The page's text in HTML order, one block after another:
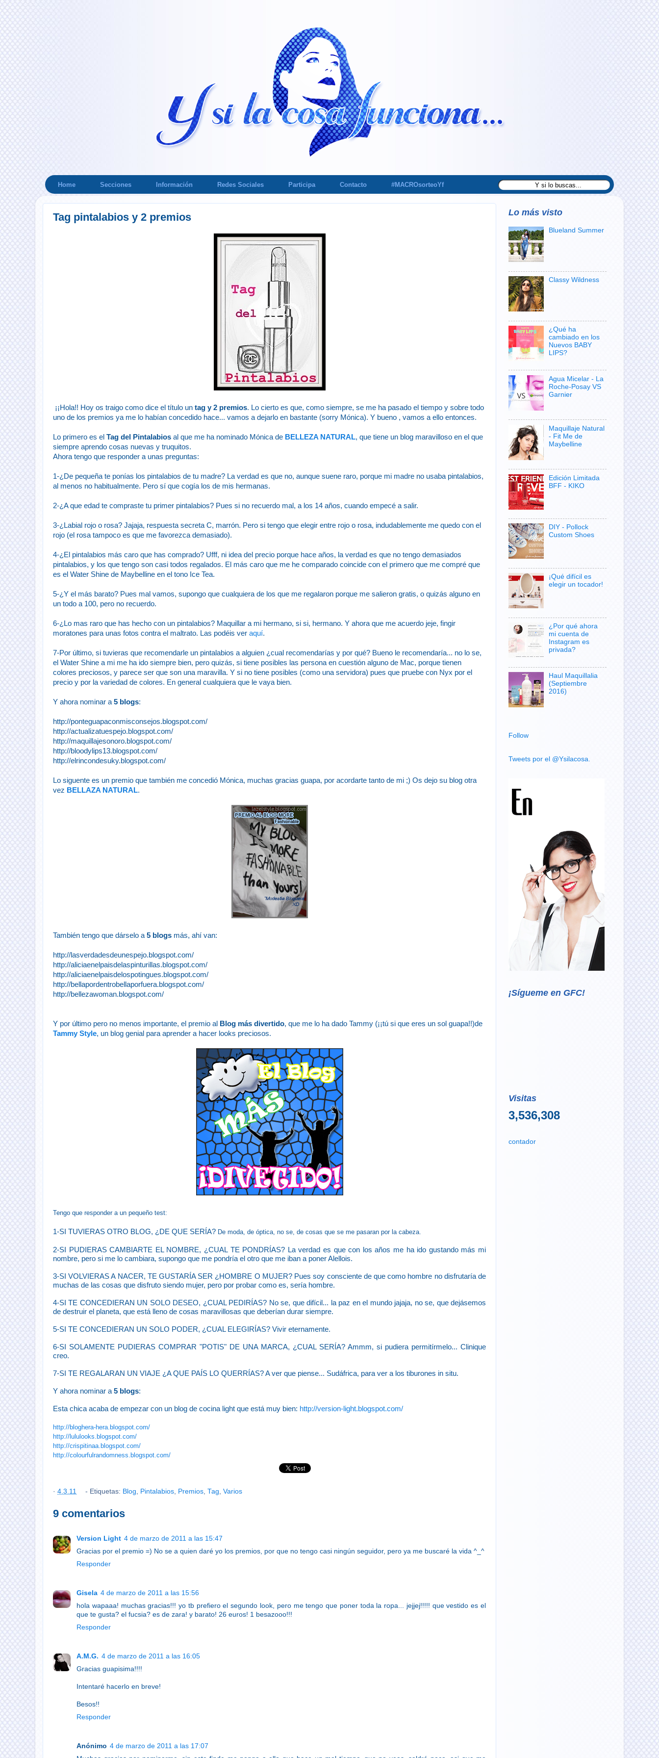
Home Secciones Información Redes Sociales Participa Contacto #MACROsorteoYf
Tag pintalabios y 2 premios
¡¡Hola!! Hoy os traigo como dice el título un tag y 2 premios. Lo cierto es que, como siempre, se me ha pasado el tiempo y sobre todo
uno de los premios ya me lo habían concedido hace... vamos a dejarlo en bastante (sorry Mónica). Y bueno , vamos a ello entonces.
Lo primero es el Tag del Pintalabios al que me ha nominado Mónica de BELLEZA NATURAL, que tiene un blog maravilloso en el que
siempre aprendo cosas nuevas y truquitos.
Ahora tengo que responder a unas preguntas:
1-¿De pequeña te ponías los pintalabios de tu madre? La verdad es que no, aunque suene raro, porque mi madre no usaba pintalabios,
al menos no habitualmente. Pero sí que cogía los de mis hermanas.
2-¿A que edad te compraste tu primer pintalabios? Pues si no recuerdo mal, a los 14 años, cuando empecé a salir.
3-¿Labial rojo o rosa? Jajaja, respuesta secreta C, marrón. Pero si tengo que elegir entre rojo o rosa, indudablemente me quedo con el
rojo (el rosa tampoco es que me favorezca demasiado).
4-¿El pintalabios más caro que has comprado? Ufff, ni idea del precio porque hace años, la verdad es que no tengo demasiados
pintalabios, y los que tengo son casi todos regalados. El más caro que me he comparado coincide con el primero que me compré que
es el Water Shine de Maybelline en el tono Ice Tea.
5-¿Y el más barato? Pues mal vamos, supongo que cualquiera de los que me regalaron porque me salieron gratis, o quizás alguno en
un todo a 100, pero no recuerdo.
6-¿Lo mas raro que has hecho con un pintalabios? Maquillar a mi hermano, si si, hermano. Y ahora que me acuerdo jeje, fingir
moratones para unas fotos contra el maltrato. Las podéis ver aquí.
7-Por último, si tuvieras que recomendarle un pintalabios a alguien ¿cual recomendarías y por qué? Bueno le recomendaría... no lo se,
el Water Shine a mi me ha ido siempre bien, pero quizás, si tiene posibles las persona en cuestión alguno de Mac, porque tienen
colores preciosos, y parece ser que son una maravilla. Y si no tiene posibles (como una servidora) pues que pruebe con Nyx por el
precio y por la variedad de colores. En general cualquiera que le vaya bien.
Y ahora nominar a 5 blogs:
http://ponteguapaconmisconsejos.blogspot.com/
http://actualizatuespejo.blogspot.com/
http://maquillajesonoro.blogspot.com/
http://bloodylips13.blogspot.com/
http://elrincondesuky.blogspot.com/
Lo siguente es un premio que también me concedió Mónica, muchas gracias guapa, por acordarte tanto de mi ;) Os dejo su blog otra
vez BELLAZA NATURAL.
También tengo que dárselo a 5 blogs más, ahí van:
http://lasverdadesdeunespejo.blogspot.com/
http://aliciaenelpaisdelaspinturillas.blogspot.com/
http://aliciaenelpaisdelospotingues.blogspot.com/
http://bellapordentrobellaporfuera.blogspot.com/
http://bellezawoman.blogspot.com/
Y por último pero no menos importante, el premio al Blog más divertido, que me lo ha dado Tammy (¡¡tú si que eres un sol guapa!!)de
Tammy Style, un blog genial para aprender a hacer looks preciosos.
Tengo que responder a un pequeño test:
1-SI TUVIERAS OTRO BLOG, ¿DE QUE SERÍA? De moda, de óptica, no se, de cosas que se me pasaran por la cabeza.
2-SI PUDIERAS CAMBIARTE EL NOMBRE, ¿CUAL TE PONDRÍAS? La verdad es que con los años me ha ido gustando más mi
nombre, pero si me lo cambiara, supongo que me pondría el otro que me iban a poner Alellois.
3-SI VOLVIERAS A NACER, TE GUSTARÍA SER ¿HOMBRE O MUJER?Pues soy consciente de que como hombre no disfrutaría de
muchas de las cosas que disfruto siendo mujer, pero por probar como es, sería hombre.
4-SI TE CONCEDIERAN UN SOLO DESEO, ¿CUAL PEDIRÍAS? No se, que difícil... la paz en el mundo jajaja, no se, que dejásemos
de destruir el planeta, que está lleno de cosas maravillosas que deberían durar siempre.
5-SI TE CONCEDIERAN UN SOLO PODER, ¿CUAL ELEGIRÍAS? Vivir eternamente.
6-SI SOLAMENTE PUDIERAS COMPRAR "POTIS" DE UNA MARCA, ¿CUAL SERÍA? Ammm, si pudiera permitírmelo... Clinique
creo.
7-SI TE REGALARAN UN VIAJE ¿A QUE PAÍS LO QUERRÍAS?A ver que piense... Sudáfrica, para ver a los tiburones in situ.
Y ahora nominar a 5 blogs:
Esta chica acaba de empezar con un blog de cocina light que está muy bien: http://version-light.blogspot.com/
http://bloghera-hera.blogspot.com/
http://lululooks.blogspot.com/
http://crispitinaa.blogspot.com/
http://colourfulrandomness.blogspot.com/
· 4.3.11 - Etiquetas: Blog Pintalabios, Premios, Tag Varios
9 comentarios
Version Light 4 de marzo de 2011 a las 15:47
Gracias por el premio =) No se a quien daré yo los premios, por que no tengo casi ningún seguidor, pero ya me buscaré la vida ^_^
Responder
Gisela 4 de marzo de 2011 a las 15:56
hola wapaaa! muchas gracias!!! yo tb prefiero el segundo look, pero me tengo que poner toda la ropa... jejjej!!!!! que vestido es el
que te gusta? el fucsia? es de zara! y barato! 26 euros! 1 besazooo!!!
Responder
A.M.G. 4 de marzo de 2011 a las 16:05
Gracias guapisima!!!!
Intentaré hacerlo en breve!
Besos!!
Responder
Anónimo 4 de marzo de 2011 a las 17:07
Lo más visto
Blueland Summer
Classy Wildness
¿Qué ha
cambiado en los
Nuevos BABY
LIPS?
Agua Micelar - La
Roche-Posay VS
Garnier
Maquillaje Natural
- Fit Me de
Maybelline
Edición Limitada
BFF - KIKO
DIY - Pollock
Custom Shoes
¡Qué difícil es
elegir un tocador!
¿Por qué ahora
mi cuenta de
Instagram es
privada?
Haul Maquillalia
(Septiembre
2016)
Follow
Tweets por el @Ysilacosa.
¡Sígueme en GFC!
Visitas
3,536,308
contador